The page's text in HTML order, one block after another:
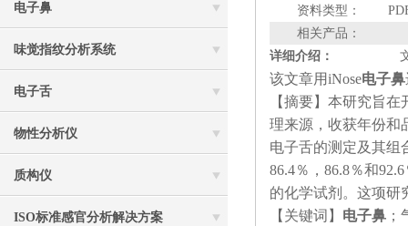
电子鼻
味觉指纹分析系统
电子舌
物性分析仪
质构仪
ISO标准感官分析解决方案
资料类型：
相关产品：
详细介绍：
该文章用iNose电子鼻
【摘要】 本研究旨在
理来源，收获年份和
电子舌的测定及其组
86.4％，86.8％和
的化学试剂。这项研
【关键词】 电子鼻